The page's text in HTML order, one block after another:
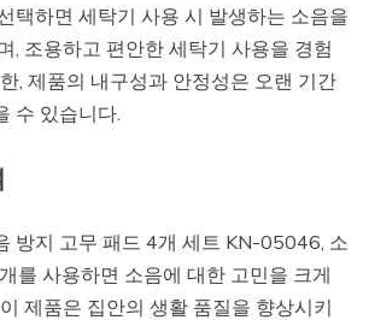
택하면 세탁기 사용 시 발생하는 소음을
, 조용하고 편안한 세탁기 사용을 경험
, 제품의 내구성과 안정성은 오랜 기간
수 있습니다.
방지 고무 패드 4개 세트 KN-05046, 소
를 사용하면 소음에 대한 고민을 크게
제품은 집안의 생활 품질을 향상시키